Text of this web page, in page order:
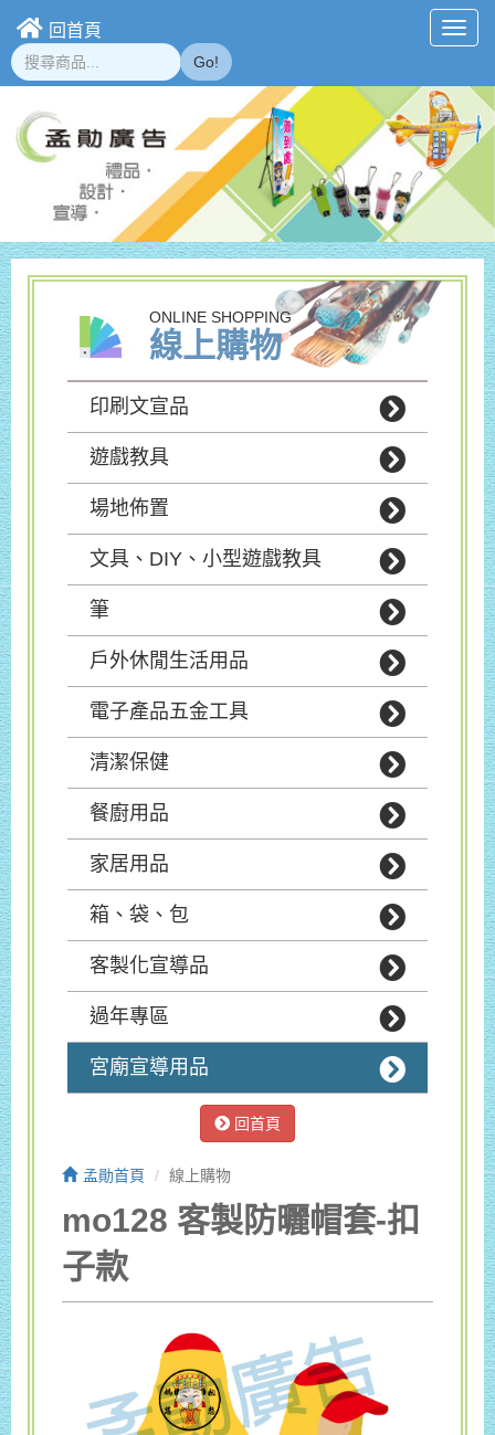
回首頁
Go!
ONLINE SHOPPING
線上購物
印刷文宣品
遊戲教具
場地佈置
文具、DIY、小型遊戲教具
筆
戶外休閒生活用品
電子產品五金工具
清潔保健
餐廚用品
家居用品
箱、袋、包
客製化宣導品
過年專區
宮廟宣導用品
回首頁
孟勛首頁 線上購物
mo128 客製防曬帽套-扣
子款